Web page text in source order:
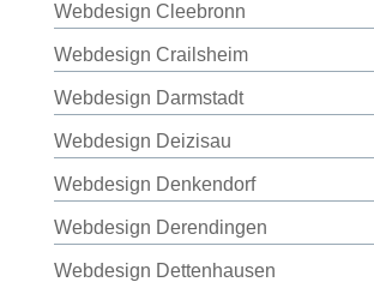
Webdesign Cleebronn
Webdesign Crailsheim
Webdesign Darmstadt
Webdesign Deizisau
Webdesign Denkendorf
Webdesign Derendingen
Webdesign Dettenhausen